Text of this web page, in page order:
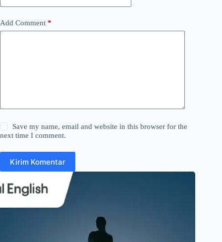
Add Comment *
Save my name, email and website in this browser for the
next time I comment.
Kirim Komentar